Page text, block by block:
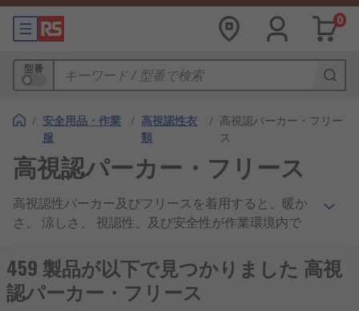
0
型番
/ 安全用品・作業
服
/ 高視認性衣
類
/ 高視認パーカー・フリー
ス
高視認パーカー・フリース
高視認性パーカー及びフリースを着用すると、暖か
さ、 涼しさ、 視認性、及び安全性が作業環境内で
合する高視認性ソリューションを用意しています。
当社製品には、DickiesやRS Proなどの一流ブラン
ドが提供する、高視認性フリースジャケット、 高視
459 製品が以下で見つかりました 高視
認パーカー・フリース